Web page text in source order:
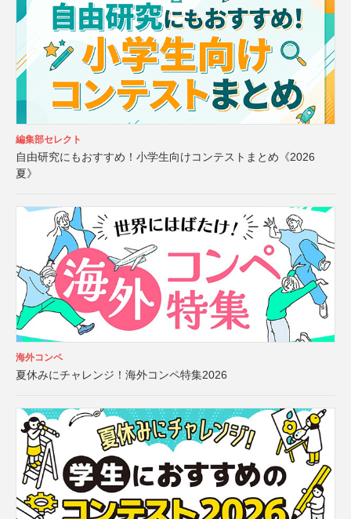
編集部セレクト
自由研究にもおすすめ！小学生向けコンテストまとめ《2026
夏》
海外コンペ
夏休みにチャレンジ！海外コンペ特集2026